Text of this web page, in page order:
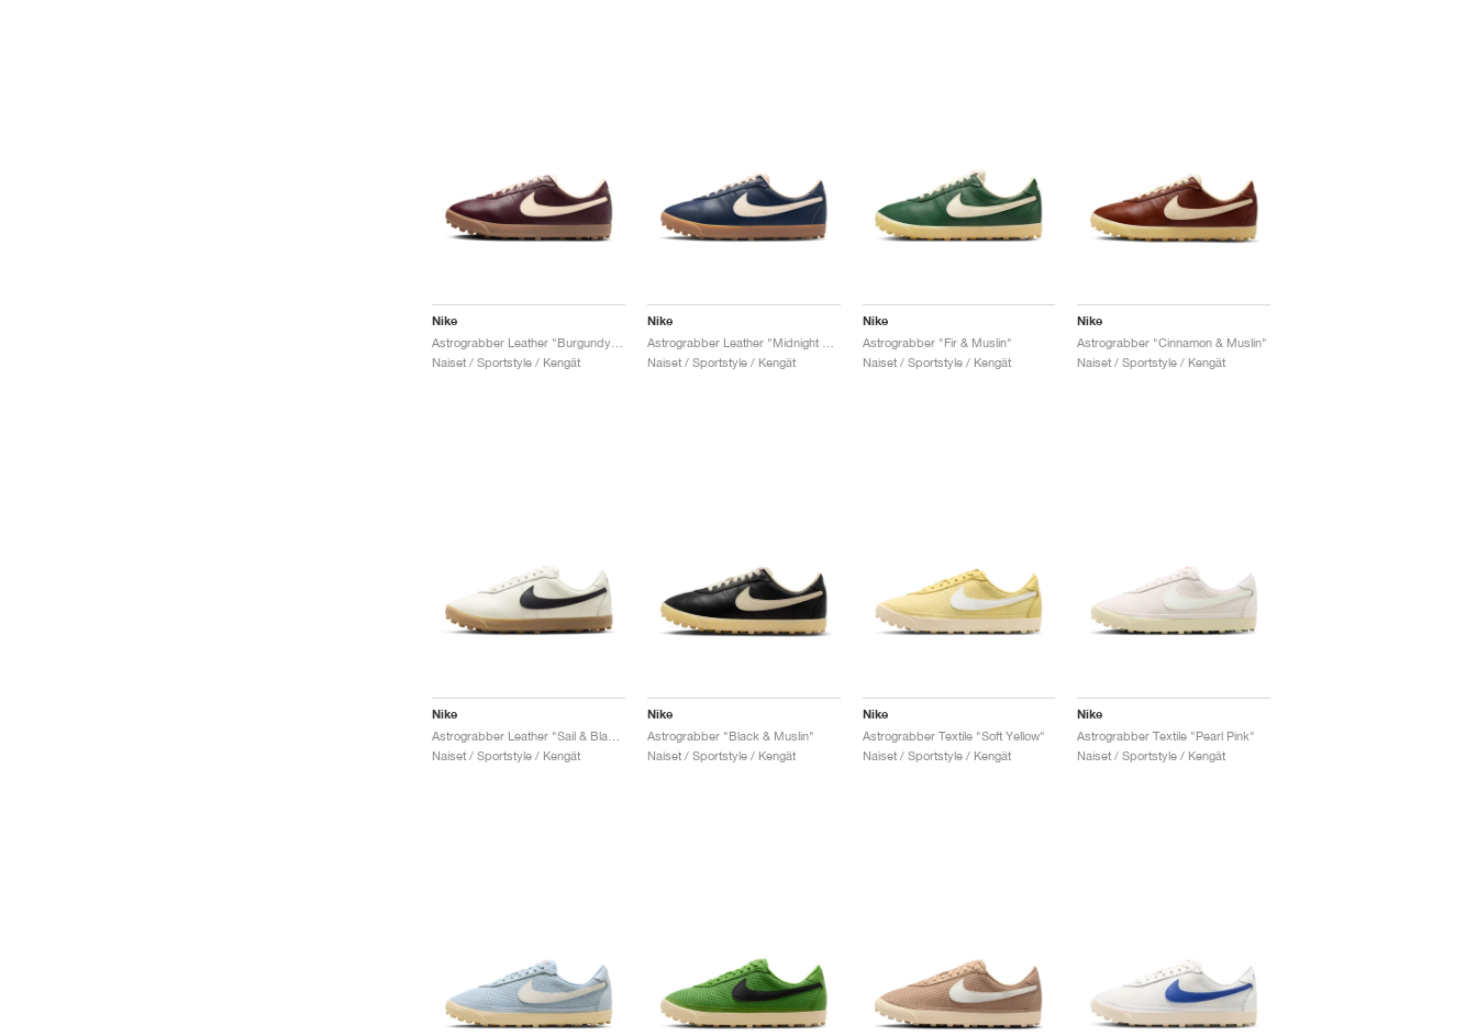
Nike
Naiset / Sportstyle / Kengät
Nike
Naiset / Sportstyle / Kengät
Nike
Astrograbber "Fir & Muslin"
Naiset / Sportstyle / Kengät
Nike
Astrograbber "Cinnamon & Muslin"
Naiset / Sportstyle / Kengät
Nike
Naiset / Sportstyle / Kengät
Nike
Astrograbber "Black & Muslin"
Naiset / Sportstyle / Kengät
Nike
Astrograbber Textile "Soft Yellow"
Naiset / Sportstyle / Kengät
Nike
Astrograbber Textile "Pearl Pink"
Naiset / Sportstyle / Kengät